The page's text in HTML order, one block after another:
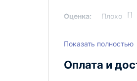
Объем двигателя,
Расход топлива, л/ч
Оценка: Плохо
Написать
Показать полностью
Оплата и